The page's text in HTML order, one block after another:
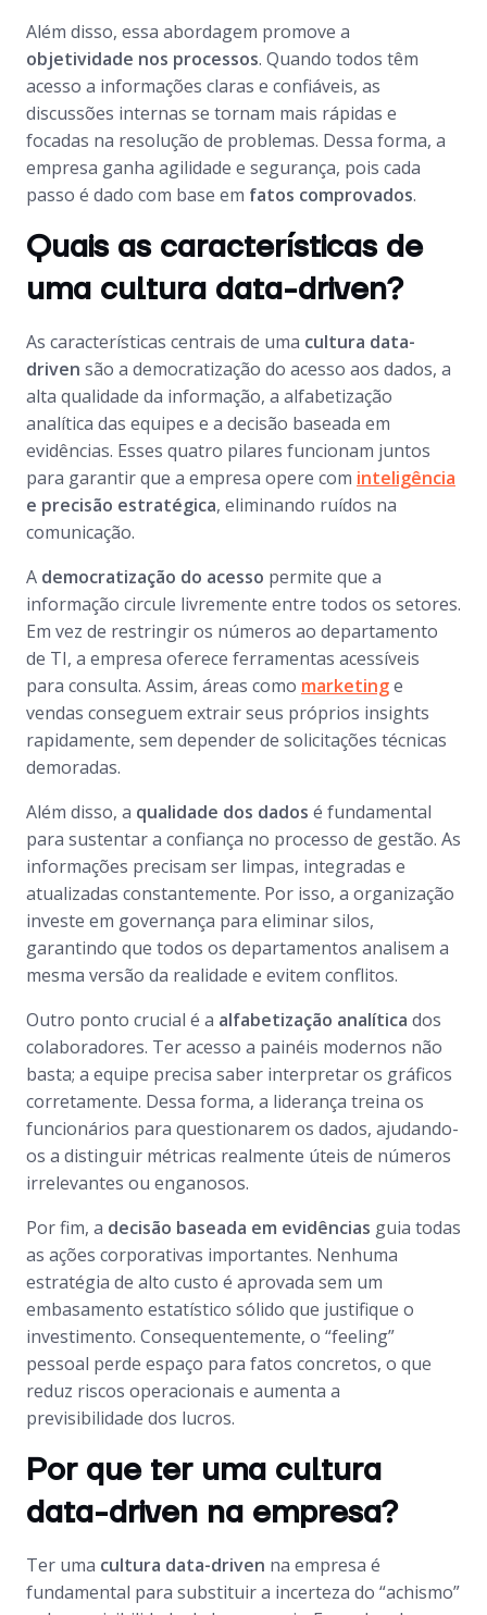
Além disso, essa abordagem promove a
objetividade nos processos. Quando todos têm
acesso a informações claras e confiáveis, as
discussões internas se tornam mais rápidas e
focadas na resolução de problemas. Dessa forma, a
empresa ganha agilidade e segurança, pois cada
passo é dado com base em fatos comprovados.
Quais as características de
uma cultura data-driven?
As características centrais de uma cultura data-
driven são a democratização do acesso aos dados, a
alta qualidade da informação, a alfabetização
analítica das equipes e a decisão baseada em
evidências. Esses quatro pilares funcionam juntos
para garantir que a empresa opere com inteligência
e precisão estratégica, eliminando ruídos na
comunicação.
A democratização do acesso permite que a
informação circule livremente entre todos os setores.
Em vez de restringir os números ao departamento
de TI, a empresa oferece ferramentas acessíveis
para consulta. Assim, áreas como marketinge
vendas conseguem extrair seus próprios insights
rapidamente, sem depender de solicitações técnicas
demoradas.
Além disso, a qualidade dos dados é fundamental
para sustentar a confiança no processo de gestão. As
informações precisam ser limpas, integradas e
atualizadas constantemente. Por isso, a organização
investe em governança para eliminar silos,
garantindo que todos os departamentos analisem a
mesma versão da realidade e evitem conflitos.
Outro ponto crucial é a alfabetização analítica dos
colaboradores. Ter acesso a painéis modernos não
basta; a equipe precisa saber interpretar os gráficos
corretamente. Dessa forma, a liderança treina os
funcionários para questionarem os dados, ajudando-
os a distinguir métricas realmente úteis de números
irrelevantes ou enganosos.
Por fim, a decisão baseada em evidências guia todas
as ações corporativas importantes. Nenhuma
estratégia de alto custo é aprovada sem um
embasamento estatístico sólido que justifique o
investimento. Consequentemente, o “feeling”
pessoal perde espaço para fatos concretos, o que
reduz riscos operacionais e aumenta a
previsibilidade dos lucros.
Por que ter uma cultura
data-driven na empresa?
Ter uma cultura data-driven na empresa é
fundamental para substituir a incerteza do “achismo”